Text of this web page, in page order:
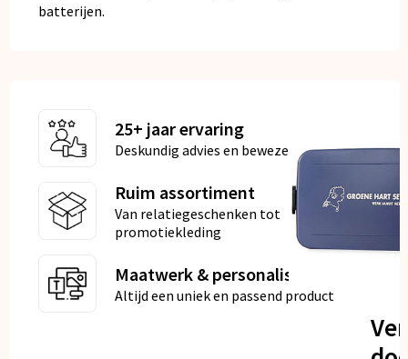
batterijen.
25+ jaar ervaring
Deskundig advies en bewezen kwaliteit
Ruim assortiment
Van relatiegeschenken tot
promotiekleding
Maatwerk & personalisatie
Altijd een uniek en passend product